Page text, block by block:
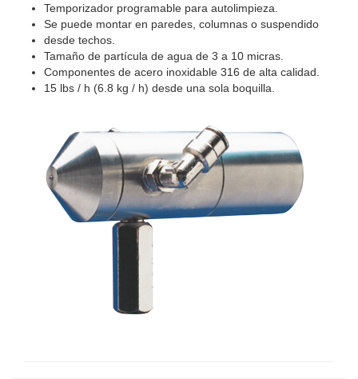
Temporizador programable para autolimpieza.
Se puede montar en paredes, columnas o suspendido
desde techos.
Tamaño de partícula de agua de 3 a 10 micras.
Componentes de acero inoxidable 316 de alta calidad.
15 lbs / h (6.8 kg / h) desde una sola boquilla.